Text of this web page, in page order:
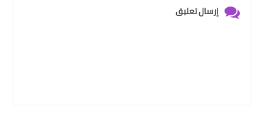
إرسال تعليق